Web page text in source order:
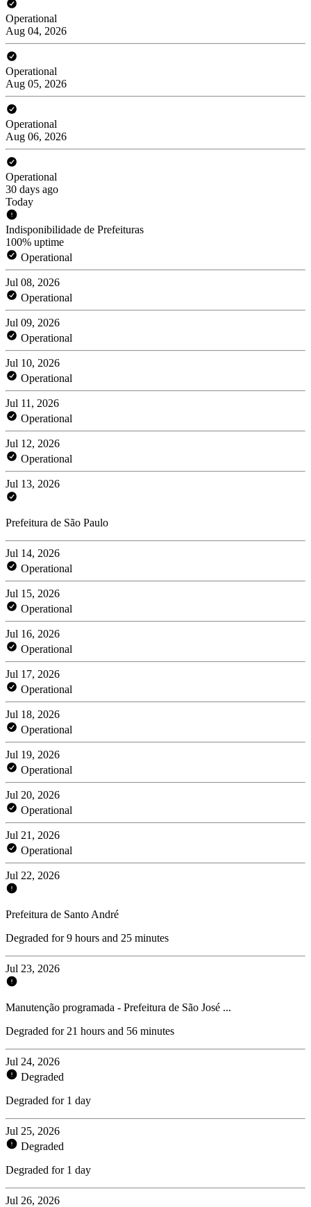
Operational
Aug 04, 2026
Operational
Aug 05, 2026
Operational
Aug 06, 2026
Operational
30 days ago
Today
Indisponibilidade de Prefeituras
100% uptime
Operational
Jul 08, 2026
Operational
Jul 09, 2026
Operational
Jul 10, 2026
Operational
Jul 11, 2026
Operational
Jul 12, 2026
Operational
Jul 13, 2026
Prefeitura de São Paulo
Jul 14, 2026
Operational
Jul 15, 2026
Operational
Jul 16, 2026
Operational
Jul 17, 2026
Operational
Jul 18, 2026
Operational
Jul 19, 2026
Operational
Jul 20, 2026
Operational
Jul 21, 2026
Operational
Jul 22, 2026
Prefeitura de Santo André
Degraded for 9 hours and 25 minutes
Jul 23, 2026
Manutenção programada - Prefeitura de São José ...
Degraded for 21 hours and 56 minutes
Jul 24, 2026
Degraded
Degraded for 1 day
Jul 25, 2026
Degraded
Degraded for 1 day
Jul 26, 2026